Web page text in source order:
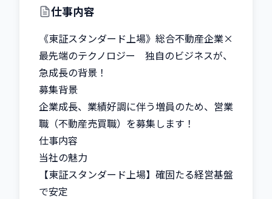
仕事内容
《東証スタンダード上場》総合不動産企業×
最先端のテクノロジー　独自のビジネスが、
急成長の背景！
募集背景
企業成長、業績好調に伴う増員のため、営業
職（不動産売買職）を募集します！
仕事内容
当社の魅力
【東証スタンダード上場】確固たる経営基盤
で安定